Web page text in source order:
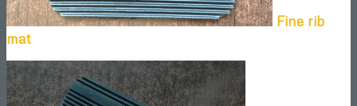
Fine rib
mat